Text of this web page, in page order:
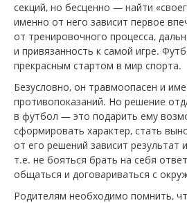
секций, но бесценно — найти
именно от него зависит первое
от тренировочного процесса,
и привязанность к самой игре.
прекрасным стартом в мир спорта.
Безусловно, он травмоопасен и
противопоказаний. Но решение
в футбол — это подарить ему
сформировать характер, стать
от его решений зависит результат
т.е. не бояться брать на себя
общаться и договариваться с
Родителям необходимо помнить,